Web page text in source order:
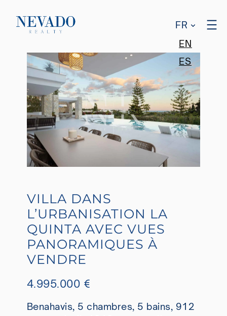
FR
EN
ES
VILLA DANS
L’URBANISATION LA
QUINTA AVEC VUES
PANORAMIQUES À
VENDRE
4.995.000 €
Benahavis, 5 chambres, 5 bains, 912